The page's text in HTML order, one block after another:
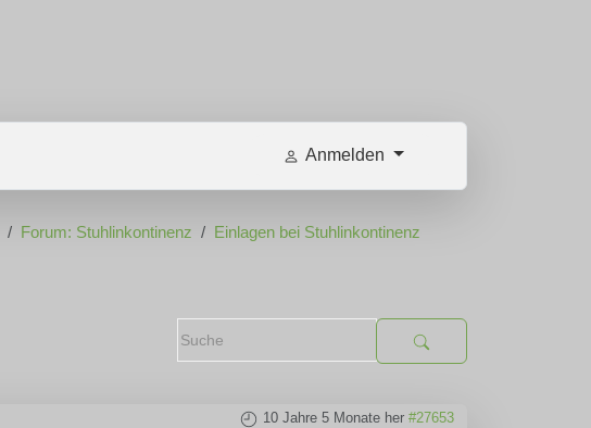
Anmelden
Forum: Stuhlinkontinenz Einlagen bei Stuhlinkontinenz
10 Jahre 5 Monate her #27653